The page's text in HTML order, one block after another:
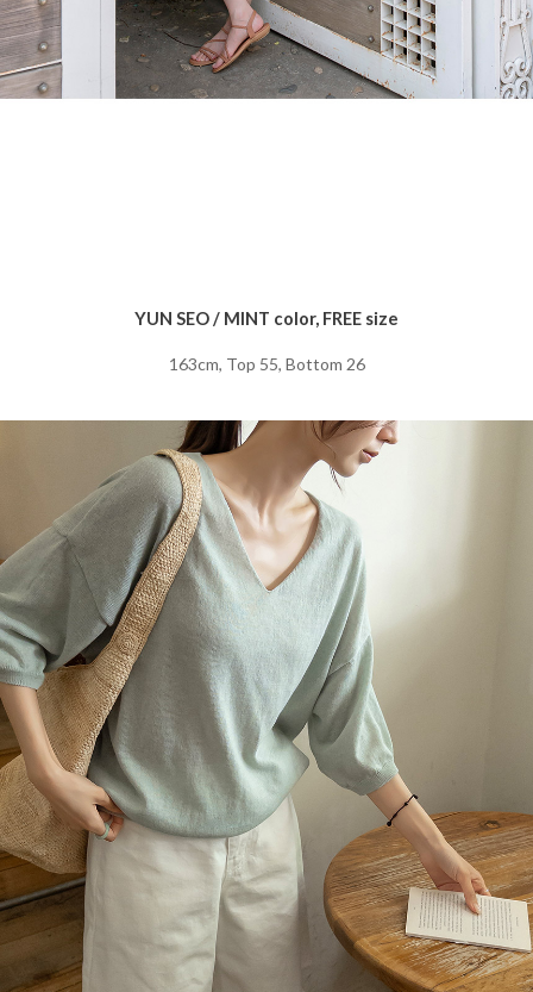
YUN SEO / MINT color, FREE size
163cm, Top 55, Bottom 26